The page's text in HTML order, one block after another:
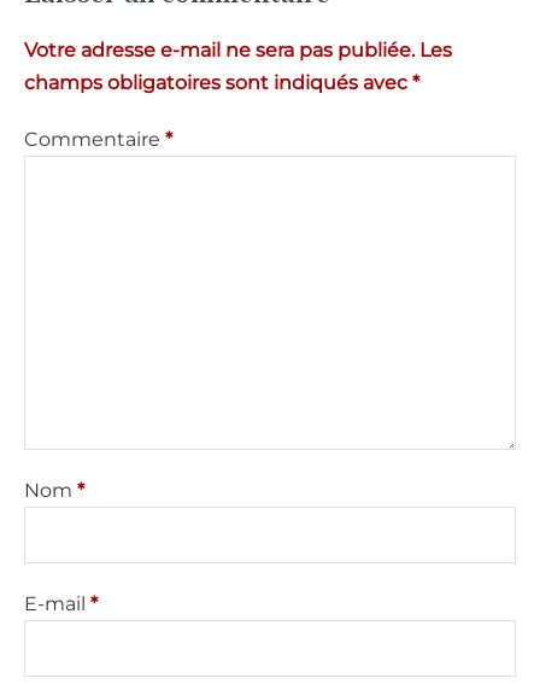
Votre adresse e-mail ne sera pas publiée. Les
champs obligatoires sont indiqués avec *
Commentaire *
Nom *
E-mail *